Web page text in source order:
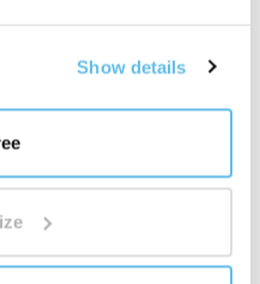
Show details
Trabajamos con
RAW, fuentes vegetales y
salvaje donde tiene
propia
qué el origen de las
"